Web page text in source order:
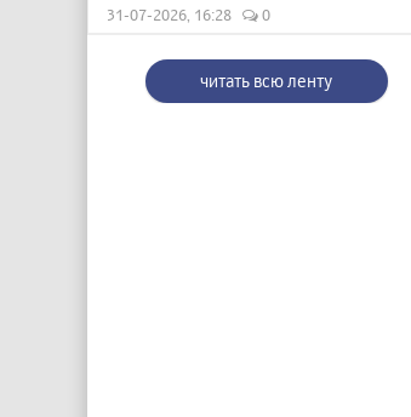
31-07-2026, 16:28 0
читать всю ленту